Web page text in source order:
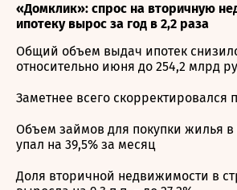
«Домклик»: спрос на вторичную
ипотеку вырос за год в 2,2 раза
Общий объем выдач ипотек
относительно июня до 254,2 млрд
Заметнее всего
Объем займов для покупки жилья в
упал на 39,5% за месяц
Доля вторичной недвижимости в